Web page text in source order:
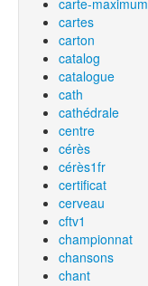
carte-maximum
cartes
carton
catalog
catalogue
cath
cathédrale
centre
cérès
cérès1fr
certificat
cerveau
cftv1
championnat
chansons
chant